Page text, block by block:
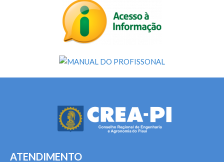
ATENDIMENTO